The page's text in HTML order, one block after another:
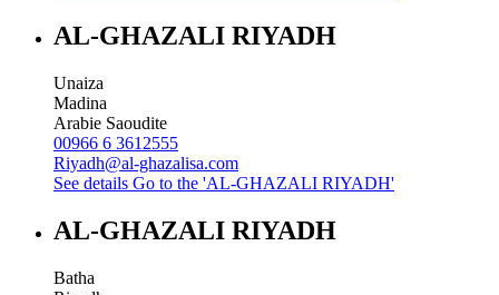
AL-GHAZALI RIYADH
Unaiza
Madina
Arabie Saoudite
00966 6 3612555
Riyadh@al-ghazalisa.com
See details Go to the 'AL-GHAZALI RIYADH'
AL-GHAZALI RIYADH
Batha